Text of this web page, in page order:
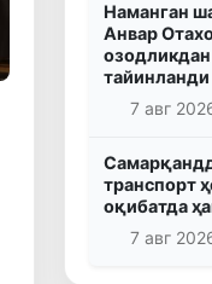
Наманган
Анвар
тайинланди
7 авг
транспорт
оқибатда
7 авг